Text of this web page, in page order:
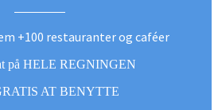
+100 restauranter og caféer
på HELE REGNINGEN
AT BENYTTE